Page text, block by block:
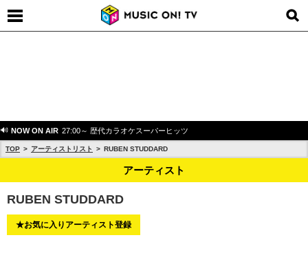
NOW ON AIR 27:00～ 歴代カラオケスーパーヒッツ
TOP アーティストリスト RUBEN STUDDARD
アーティスト
RUBEN STUDDARD
★お気に入りアーティスト登録